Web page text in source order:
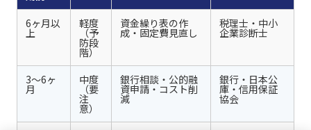
6ヶ月以
上
軽度
（予
防段
階）
資金繰り表の作
成・固定費見直し
税理士・中小
企業診断士
3〜6ヶ
月
中度
（要
注
意）
銀行相談・公的融
資申請・コスト削
減
銀行・日本公
庫・信用保証
協会